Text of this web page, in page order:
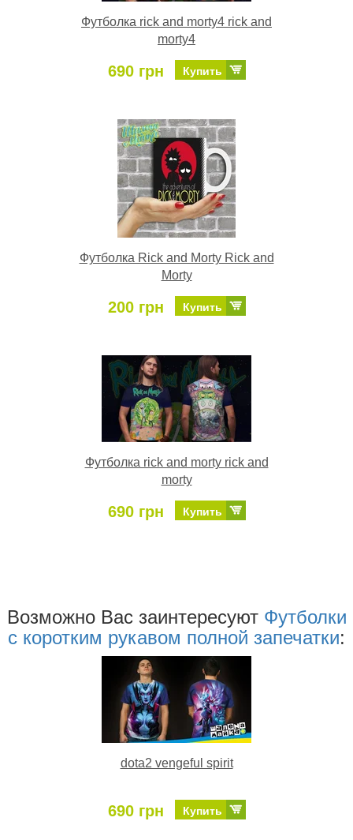
Футболка rick and morty4 rick and
morty4
690 грн Купить
Футболка Rick and Morty Rick and
Morty
200 грн Купить
Футболка rick and morty rick and
morty
690 грн Купить
Возможно Ваc заинтересуют Футболки
с коротким рукавом полной запечатки:
dota2 vengeful spirit
690 грн Купить